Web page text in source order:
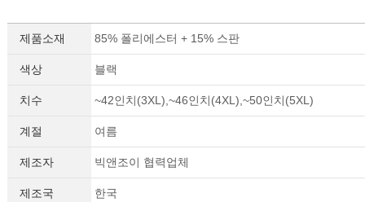
제품소재 85% 폴리에스터 + 15% 스판
색상 블랙
치수 ~42인치(3XL),~46인치(4XL),~50인치(5XL)
계절 여름
제조자 빅앤조이 협력업체
제조국 한국